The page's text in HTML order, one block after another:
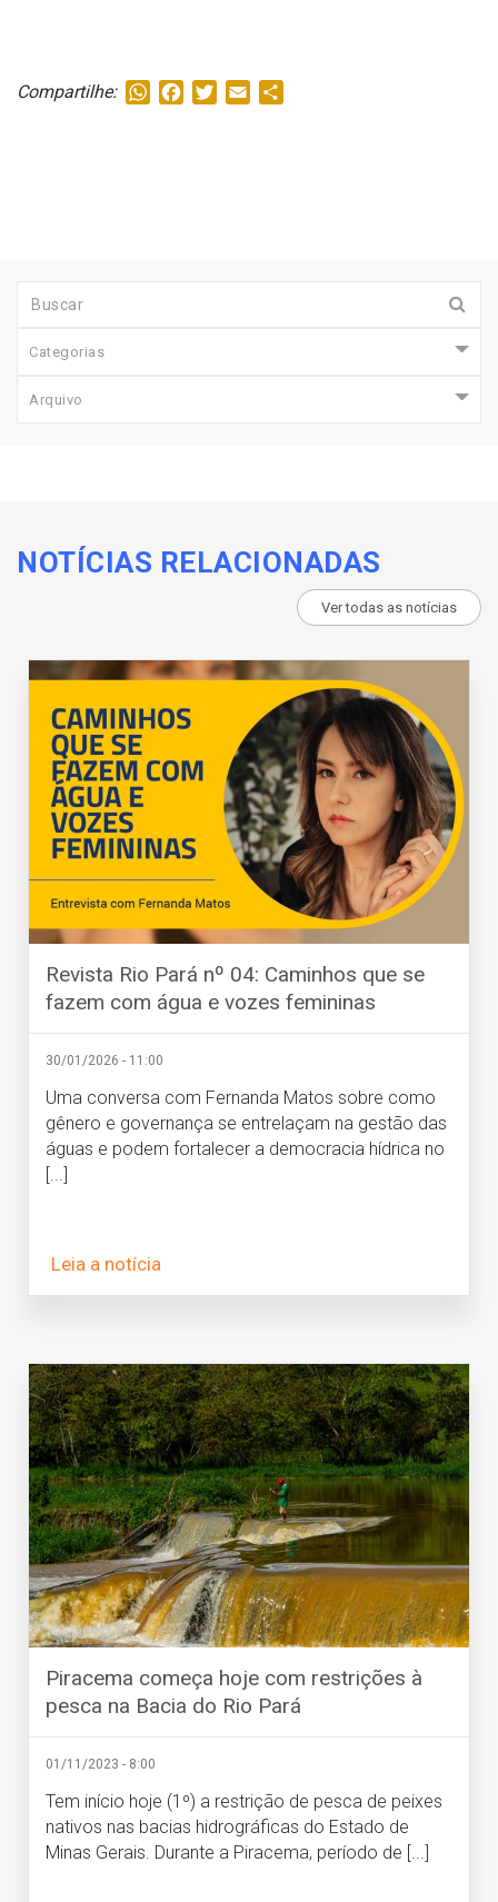
Compartilhe: WhatsApp
FacebookTwitterEmail
Categorias
Arquivo
NOTÍCIAS RELACIONADAS
Ver todas as notícias
Revista Rio Pará nº 04: Caminhos que se
fazem com água e vozes femininas
30/01/2026 - 11:00
Uma conversa com Fernanda Matos sobre como
gênero e governança se entrelaçam na gestão das
águas e podem fortalecer a democracia hídrica no
[...]
Leia a notícia
Piracema começa hoje com restrições à
pesca na Bacia do Rio Pará
01/11/2023 - 8:00
Tem início hoje (1º) a restrição de pesca de peixes
nativos nas bacias hidrográficas do Estado de
Minas Gerais. Durante a Piracema, período de [...]